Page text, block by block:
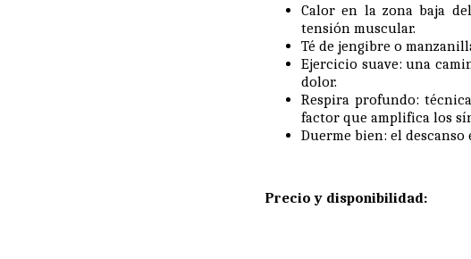
Calor en la zona baja
tensión muscular.
Té de jengibre o
Ejercicio suave: una
dolor.
Respira profundo:
factor que amplifica los
Duerme bien: el
Precio y disponibilidad: